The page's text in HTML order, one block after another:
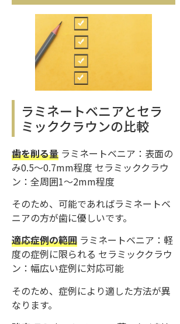
ラミネートベニアとセラ
ミッククラウンの比較
歯を削る量 ラミネートベニア：表面の
み0.5〜0.7mm程度 セラミッククラウ
ン：全周囲1〜2mm程度
そのため、可能であればラミネートベ
ニアの方が歯に優しいです。
適応症例の範囲 ラミネートベニア：軽
度の症例に限られる セラミッククラウ
ン：幅広い症例に対応可能
そのため、症例により適した方法が異
なります。